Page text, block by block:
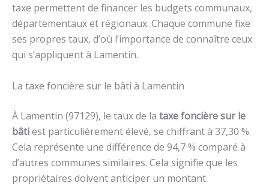
taxe permettent de financer les budgets communaux,
départementaux et régionaux. Chaque commune fixe
ses propres taux, d’où l’importance de connaître ceux
qui s’appliquent à Lamentin.
La taxe foncière sur le bâti à Lamentin
À Lamentin (97129), le taux de la taxe foncière sur le
bâtiest particulièrement élevé, se chiffrant à 37,30 %.
Cela représente une différence de 94,7 % comparé à
d’autres communes similaires. Cela signifie que les
propriétaires doivent anticiper un montant